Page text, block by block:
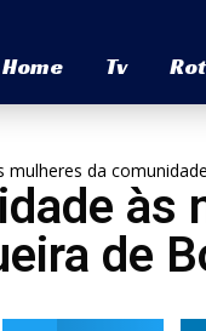
Home Tv
mulheres da
às
de